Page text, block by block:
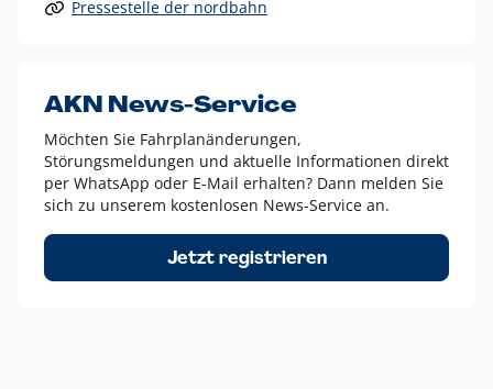
Alle anderen Logo-Varianten dürfen nur in Ausnahmefällen
Diese Ausnahmen sind zum Beispiel:
dem AKN Blau,
weißes Logo auf Fotohintergründen,
schwarzes Logo für reine Schwarz-Weiß-Umsetzungen
Um das Logo herum muss ein Schutzraum von jeweils einer
Höhe bzw. Breite des N aus AKN in alle Richtungen
Pressestelle der nordbahn
AKN News-Service
Möchten Sie Fahrplanänderungen,
Störungsmeldungen und aktuelle Informationen direkt
per WhatsApp oder E-Mail erhalten? Dann melden Sie
sich zu unserem kostenlosen News-Service an.
Jetzt registrieren